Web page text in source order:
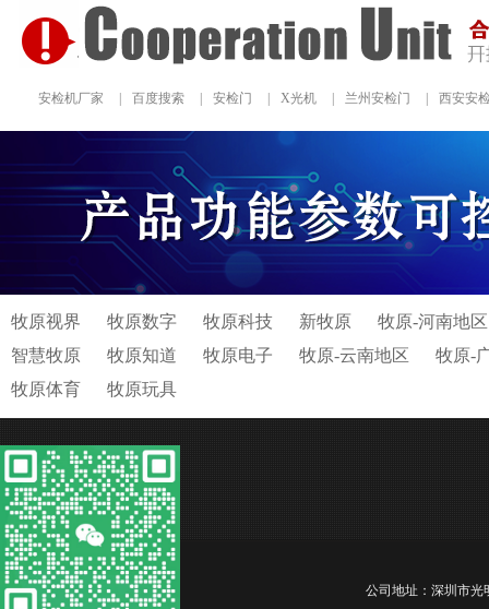
安检机厂家 百度搜索 安检门 X光机 兰州安检门 西安安
牧原视界 牧原数字 牧原科技 新牧原
牧原-河南地区
智慧牧原
牧原知道 牧原电子 牧原-云南地区
牧原-
牧原体育
牧原玩具
公司地址：深圳市光